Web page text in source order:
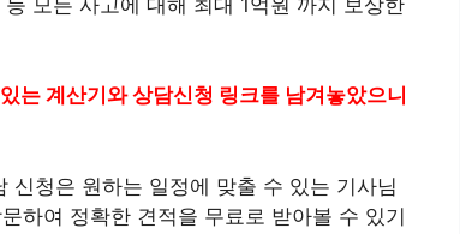
는 계산기와 상담신청 링크를 남겨놓았으니
신청은 원하는 일정에 맞출 수 있는 기사님
하여 정확한 견적을 무료로 받아볼 수 있기